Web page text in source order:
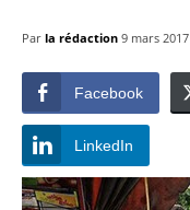
Par la rédaction 9 mars 2017
Facebook
LinkedIn